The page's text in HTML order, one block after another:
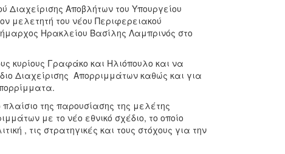
Αποβλήτων του Υπουργείου
μελετητή του νέου Περιφερειακού
Ηρακλείου Βασίλης Λαμπρινός στο
κυρίους Γραφάκο και Ηλιόπουλο και να
Διαχείρισης Απορριμμάτων καθώς και για
της παρουσίασης της μελέτης
με το νέο εθνικό σχέδιο, το οποίο
, τις στρατηγικές και τους στόχους για την